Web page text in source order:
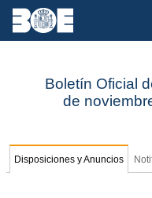
Boletín Oficial
de
Disposiciones y Anuncios